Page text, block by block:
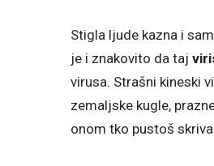
Stigla ljude kazna i
je i znakovito da taj
virusa. Strašni kineski
zemaljske kugle,
onom tko pustoš